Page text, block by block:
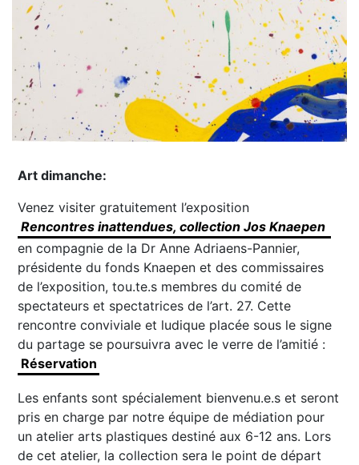
Art dimanche:
Venez visiter gratuitement l’exposition
Rencontres inattendues, collection Jos Knaepen
en compagnie de la Dr Anne Adriaens-Pannier,
présidente du fonds Knaepen et des commissaires
de l’exposition, tou.te.s membres du comité de
spectateurs et spectatrices de l’art. 27. Cette
rencontre conviviale et ludique placée sous le signe
du partage se poursuivra avec le verre de l’amitié :
Réservation
Les enfants sont spécialement bienvenu.e.s et seront
pris en charge par notre équipe de médiation pour
un atelier arts plastiques destiné aux 6-12 ans. Lors
de cet atelier, la collection sera le point de départ